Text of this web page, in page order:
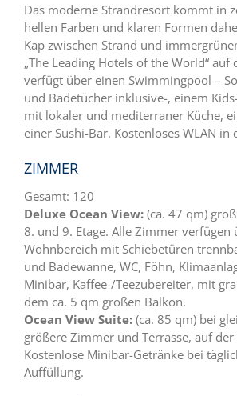
Das moderne Strandresort kommt in
hellen Farben und klaren Formen
Kap zwischen Strand und
„The Leading Hotels of the World“
verfügt über einen Swimmingpool –
und Badetücher inklusive-, einem
mit lokaler und mediterraner Küche,
einer Sushi-Bar. Kostenloses WLAN in
ZIMMER
Gesamt: 120
Deluxe Ocean View: (ca. 47 qm)
8. und 9. Etage. Alle Zimmer verfügen
Wohnbereich mit Schiebetüren
und Badewanne, WC, Föhn,
Minibar, Kaffee-/Teezubereiter, mit
dem ca. 5 qm großen Balkon.
Ocean View Suite: (ca. 85 qm) bei
größere Zimmer und Terrasse, auf der
Kostenlose Minibar-Getränke bei
Auffüllung.